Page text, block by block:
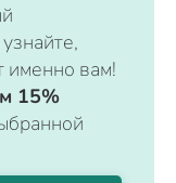
именно вам!
15%